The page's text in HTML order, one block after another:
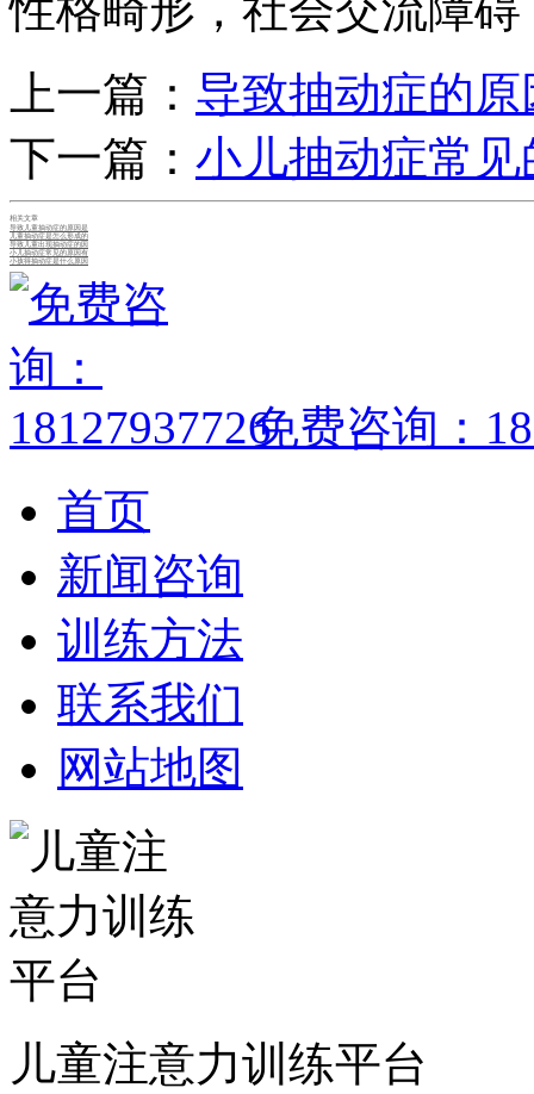
性格畸形，社会交流障
上一篇： 导致抽动症的原
下一篇： 小儿抽动症常
相关文章
导致儿童抽动症的原因是
儿童抽动症是怎么形成的
导致儿童出现抽动症的因
小儿抽动症常见的原因有
小孩得抽动症是什么原因
免费咨询：
首页
新闻咨询
训练方法
联系我们
网站地图
儿童注意力训练平台